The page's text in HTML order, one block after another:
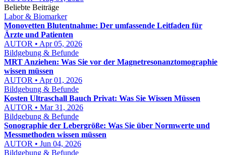
Beliebte Beiträge
Labor & Biomarker
Monovetten Blutentnahme: Der umfassende Leitfaden für
Ärzte und Patienten
AUTOR • Apr 05, 2026
Bildgebung & Befunde
MRT Anziehen: Was Sie vor der Magnetresonanztomographie
wissen müssen
AUTOR • Apr 01, 2026
Bildgebung & Befunde
Kosten Ultraschall Bauch Privat: Was Sie Wissen Müssen
AUTOR • Mar 31, 2026
Bildgebung & Befunde
Sonographie der Lebergröße: Was Sie über Normwerte und
Messmethoden wissen müssen
AUTOR • Jun 04, 2026
Bildgebung & Befunde